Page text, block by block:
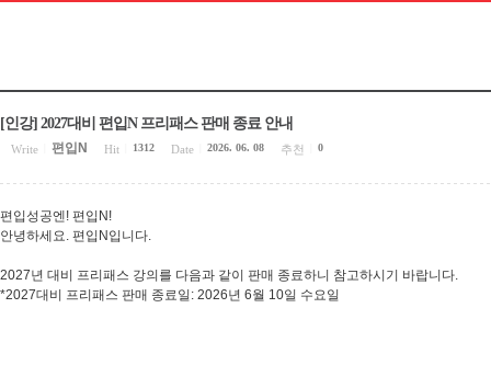
[인강] 2027대비 편입N 프리패스 판매 종료 안내
Write 편입N Hit 1312 Date 2026. 06. 08 추천 0
편입성공엔! 편입N!
안녕하세요. 편입N입니다.
2027년 대비 프리패스 강의를 다음과 같이 판매 종료하니 참고하시기 바랍니다.
*2027대비 프리패스 판매 종료일: 2026년 6월 10일 수요일